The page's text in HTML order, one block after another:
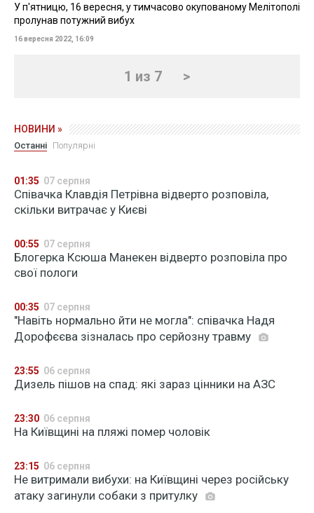
У п'ятницю, 16 вересня, у тимчасово окупованому Мелітополі
пролунав потужний вибух
16 вересня 2022, 16:09
1 из 7 >
НОВИНИ »
Останні Популярні
01:35 07 серпня
Співачка Клавдія Петрівна відверто розповіла,
скільки витрачає у Києві
00:55 07 серпня
Блогерка Ксюша Манекен відверто розповіла про
свої пологи
00:35 07 серпня
"Навіть нормально йти не могла": співачка Надя
Дорофєєва зізналась про серйозну травму
23:55 06 серпня
Дизель пішов на спад: які зараз цінники на АЗС
23:30 06 серпня
На Київщині на пляжі помер чоловік
23:15 06 серпня
Не витримали вибухи: на Київщині через російську
атаку загинули собаки з притулку